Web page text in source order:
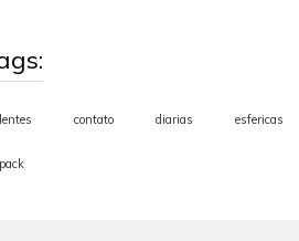
lentes contato diarias esfericas
pack